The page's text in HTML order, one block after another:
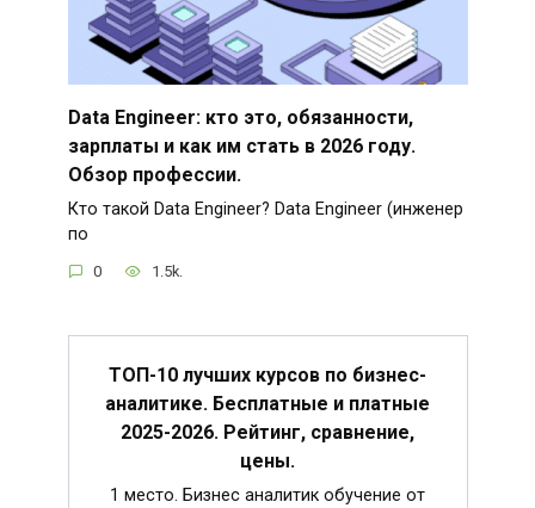
Data Engineer: кто это, обязанности,
зарплаты и как им стать в 2026 году.
Обзор профессии.
Кто такой Data Engineer? Data Engineer (инженер
по
0 1.5k.
ТОП-10 лучших курсов по бизнес-
аналитике. Бесплатные и платные
2025-2026. Рейтинг, сравнение,
цены.
1 место. Бизнес аналитик обучение от